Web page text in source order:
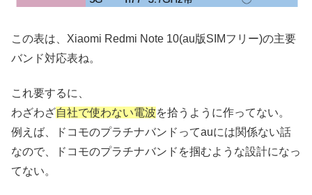
この表は、Xiaomi Redmi Note 10(au版SIMフリー)の主要
バンド対応表ね。
これ要するに、
わざわざ自社で使わない電波を拾うように作ってない。
例えば、ドコモのプラチナバンドってauには関係ない話
なので、ドコモのプラチナバンドを掴むような設計になっ
てない。